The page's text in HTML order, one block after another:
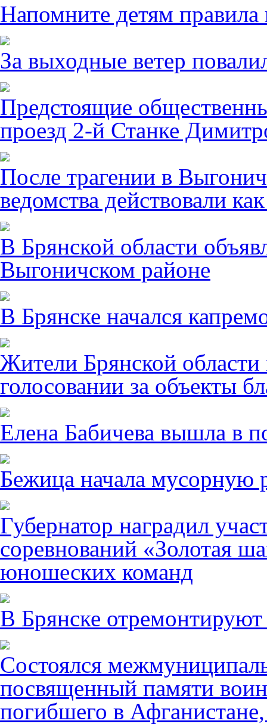
Напомните детям правила
За выходные ветер
Предстоящие
проезд 2-й Станке
После трагении в
ведомства действовали
В Брянской области
Выгоничском районе
В Брянске начался
Жители Брянской области
голосовании за объекты
Елена Бабичева вышла в
Бежица начала мусорную
Губернатор наградил
соревнований «Золотая
юношеских команд
В Брянске
Состоялся
посвященный памяти
погибшего в